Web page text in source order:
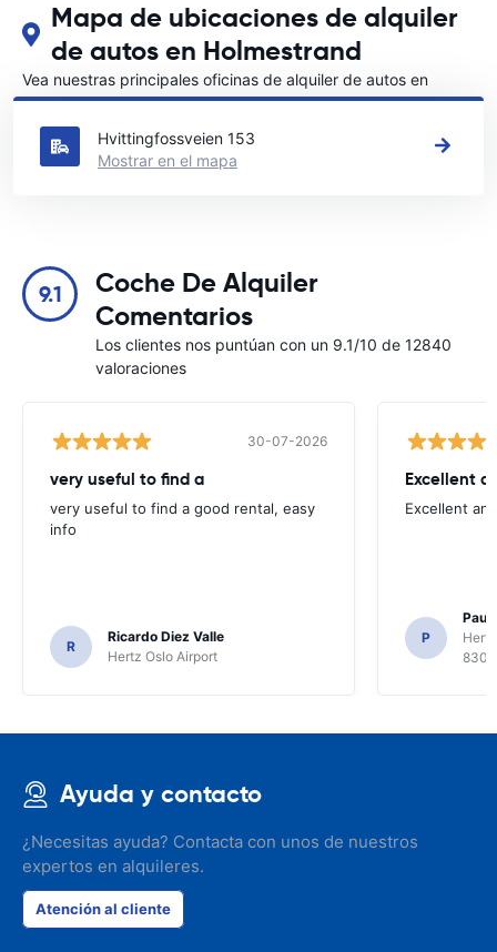
Mapa de ubicaciones de alquiler
de autos en Holmestrand
Vea nuestras principales oficinas de alquiler de autos en
Holmestrand
Hvittingfossveien 153
Mostrar en el mapa
9.1
Coche De Alquiler
Comentarios
Los clientes nos puntúan con un 9.1/10 de 12840
valoraciones
30-07-2026
very useful to find a
very useful to find a good rental, easy
info
R
Ricardo Diez Valle
Hertz Oslo Airport
Excellent
Excellent
P
Paul
8300
Ayuda y contacto
¿Necesitas ayuda? Contacta con unos de nuestros
expertos en alquileres.
Atención al cliente